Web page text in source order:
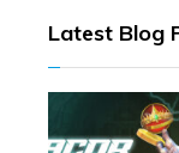
Latest Blog